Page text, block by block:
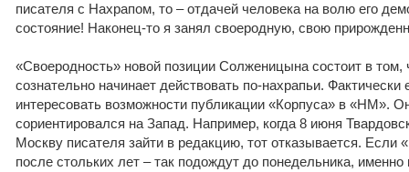
писателя с Нахрапом, то – отдачей человека на волю его
состояние! Наконец-то я занял своеродную, свою
«Своеродность» новой позиции Солженицына состоит в том,
сознательно начинает действовать по-нахрапьи. Фактически
интересовать возможности публикации «Корпуса» в «НМ».
сориентировался на Запад. Например, когда 8 июня
Москву писателя зайти в редакцию, тот отказывается. Если
после стольких лет – так подождут до понедельника, именно